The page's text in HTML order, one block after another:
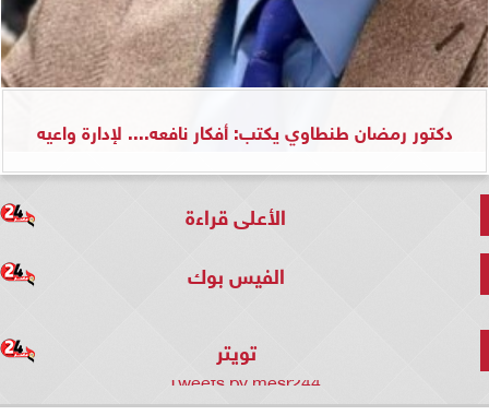
دكتور رمضان طنطاوي يكتب: أفكار نافعه.... لإدارة واعيه
الأعلى قراءة
الفيس بوك
تويتر
Tweets by mesr244